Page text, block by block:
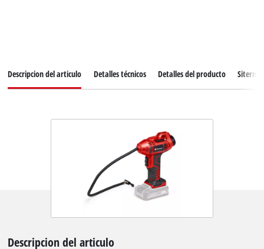
Descripcion del articulo Detalles técnicos Detalles del producto
Descripcion del articulo